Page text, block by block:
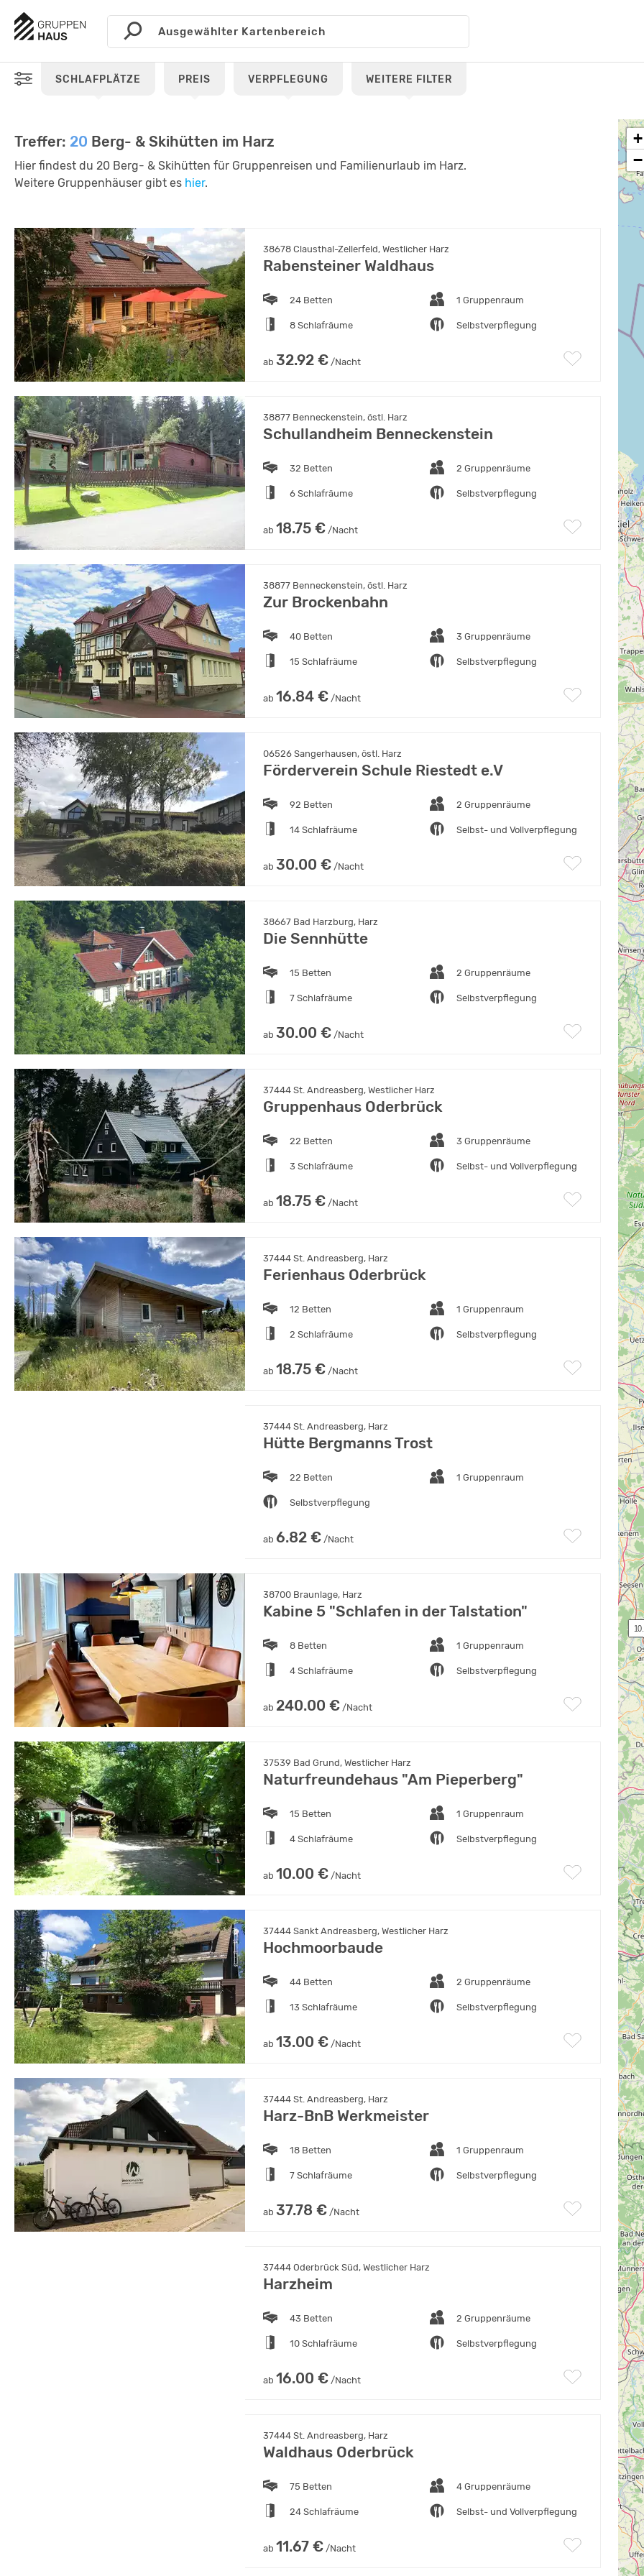
SCHLAFPLÄTZE PREIS VERPFLEGUNG WEITERE FILTER
Treffer: 20 Berg- & Skihütten im Harz
Hier findest du 20 Berg- & Skihütten für Gruppenreisen und Familienurlaub im Harz.
Weitere Gruppenhäuser gibt es hier.
38678 Clausthal-Zellerfeld, Westlicher Harz
Rabensteiner Waldhaus
24 Betten 1 Gruppenraum
8 Schlafräume Selbstverpflegung
ab 32.92 € /Nacht
38877 Benneckenstein, östl. Harz
Schullandheim Benneckenstein
32 Betten 2 Gruppenräume
6 Schlafräume Selbstverpflegung
ab 18.75 € /Nacht
38877 Benneckenstein, östl. Harz
Zur Brockenbahn
40 Betten 3 Gruppenräume
15 Schlafräume Selbstverpflegung
ab 16.84 € /Nacht
06526 Sangerhausen, östl. Harz
Förderverein Schule Riestedt e.V
92 Betten 2 Gruppenräume
14 Schlafräume Selbst- und Vollverpflegung
ab 30.00 € /Nacht
38667 Bad Harzburg, Harz
Die Sennhütte
15 Betten 2 Gruppenräume
7 Schlafräume Selbstverpflegung
ab 30.00 € /Nacht
37444 St. Andreasberg, Westlicher Harz
Gruppenhaus Oderbrück
22 Betten 3 Gruppenräume
3 Schlafräume Selbst- und Vollverpflegung
ab 18.75 € /Nacht
37444 St. Andreasberg, Harz
Ferienhaus Oderbrück
12 Betten 1 Gruppenraum
2 Schlafräume Selbstverpflegung
ab 18.75 € /Nacht
37444 St. Andreasberg, Harz
Hütte Bergmanns Trost
22 Betten 1 Gruppenraum
Selbstverpflegung
ab 6.82 € /Nacht
38700 Braunlage, Harz
Kabine 5 "Schlafen in der Talstation"
8 Betten 1 Gruppenraum
4 Schlafräume Selbstverpflegung
ab 240.00 € /Nacht
37539 Bad Grund, Westlicher Harz
Naturfreundehaus "Am Pieperberg"
15 Betten 1 Gruppenraum
4 Schlafräume Selbstverpflegung
ab 10.00 € /Nacht
37444 Sankt Andreasberg, Westlicher Harz
Hochmoorbaude
44 Betten 2 Gruppenräume
13 Schlafräume Selbstverpflegung
ab 13.00 € /Nacht
37444 St. Andreasberg, Harz
Harz-BnB Werkmeister
18 Betten 1 Gruppenraum
7 Schlafräume Selbstverpflegung
ab 37.78 € /Nacht
37444 Oderbrück Süd, Westlicher Harz
Harzheim
43 Betten 2 Gruppenräume
10 Schlafräume Selbstverpflegung
ab 16.00 € /Nacht
37444 St. Andreasberg, Harz
Waldhaus Oderbrück
75 Betten 4 Gruppenräume
24 Schlafräume Selbst- und Vollverpflegung
ab 11.67 € /Nacht
+
−